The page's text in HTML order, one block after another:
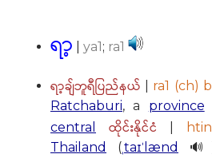
ရာ့ ya1; ra1
ရာ့ချ်ဘူရီပြည်နယ် ra1 (ch)
Ratchaburi, a province
central
ထိုင်းနိုင်ငံ
Thailand
(ˌtaɪˈlænd